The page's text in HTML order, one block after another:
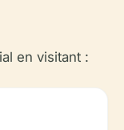
en visitant :